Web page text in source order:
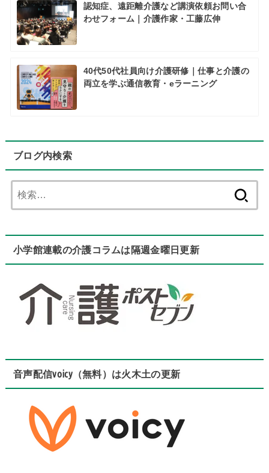
認知症、遠距離介護など講演依頼お問い合
わせフォーム｜介護作家・工藤広伸
40代50代社員向け介護研修｜仕事と介護の
両立を学ぶ通信教育・eラーニング
ブログ内検索
索:
小学館連載の介護コラムは隔週金曜日更新
音声配信voicy（無料）は火木土の更新